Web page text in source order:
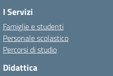
I Servizi
Famiglie e studenti
Personale scolastico
Percorsi di studio
Didattica